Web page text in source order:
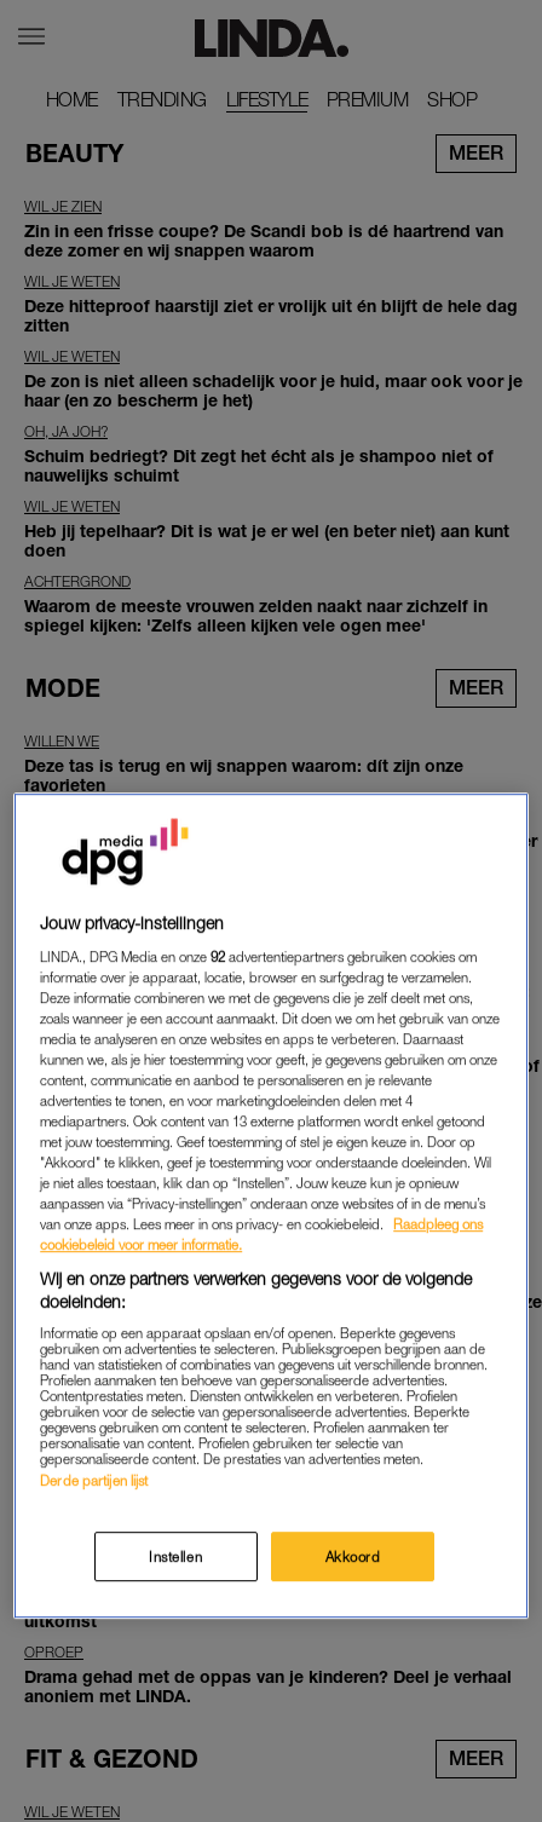
HOME
HOME TRENDING
TRENDING LIFESTYLE PREMIUM
PREMIUM SHOP
SHOP
BEAUTY MEER
WIL JE ZIEN
Zin in een frisse coupe? De Scandi bob is dé haartrend van
deze zomer en wij snappen waarom
WIL JE WETEN
Deze hitteproof haarstijl ziet er vrolijk uit én blijft de hele dag
zitten
WIL JE WETEN
De zon is niet alleen schadelijk voor je huid, maar ook voor je
haar (en zo bescherm je het)
OH, JA JOH?
Schuim bedriegt? Dit zegt het écht als je shampoo niet of
nauwelijks schuimt
WIL JE WETEN
Heb jij tepelhaar? Dit is wat je er wel (en beter niet) aan kunt
doen
ACHTERGROND
Waarom de meeste vrouwen zelden naakt naar zichzelf in
spiegel kijken: 'Zelfs alleen kijken vele ogen mee'
MODE MEER
WILLEN WE
Deze tas is terug en wij snappen waarom: dít zijn onze
favorieten
Hij mag weer gezien worden: de statementriem is terug (en hier
scoor je onze favorieten)
WIL JE WETEN
Of je nu naar het strand gaat of naar werk: dit kledingstuk is
onmisbaar
BEETJE BIJBLIJVEN
Je struikelt over de franjes tijdens Copenhagen Fashion Week:
deze trend-items gaan we zien
WIL JE ZIEN
De Spaanse prinses Leonor verrast met een nieuwe look: 'Alsof
ze had gefeest op Ibiza'
ROYALTY
Britse royal gespot op deze leuke (en betaalbare) ballerina's
van Zara
ALLES KIDS MEER
INTERVIEW
Alida (62) stoort zich aan vriendinnen die oma worden: 'Alsof ze
GOEIE TIP
Met je baby in de zon? Dít virale product van Kruidvat
beschermt de hoofdhuid van je kind
INTERVIEW
Dit prentenboek wil kinderen weerbaar maken tegen de
manosfeer: 'Niet bang zijn voor emoties'
over het ouderschap in de nieuwe LINDA.mini twee
WIL JE ZIEN
uitkomst
OPROEP
Drama gehad met de oppas van je kinderen? Deel je verhaal
anoniem met LINDA.
FIT & GEZOND MEER
WIL JE WETEN
Jouw privacy-instellingen
LINDA., DPG Media en onze92 advertentiepartners gebruiken cookies om
informatie over je apparaat, locatie, browser en surfgedrag te verzamelen.
Deze informatie combineren we met de gegevens die je zelf deelt met ons,
zoals wanneer je een account aanmaakt. Dit doen we om het gebruik van onze
media te analyseren en onze websites en apps te verbeteren. Daarnaast
kunnen we, als je hier toestemming voor geeft, je gegevens gebruiken om onze
content, communicatie en aanbod te personaliseren en je relevante
advertenties te tonen, en voor marketingdoeleinden delen met 4
mediapartners. Ook content van 13 externe platformen wordt enkel getoond
met jouw toestemming. Geef toestemming of stel je eigen keuze in. Door op
"Akkoord" te klikken, geef je toestemming voor onderstaande doeleinden. Wil
je niet alles toestaan, klik dan op “Instellen”. Jouw keuze kun je opnieuw
aanpassen via “Privacy-instellingen” onderaan onze websites of in de menu’s
van onze apps. Lees meer in ons privacy- en cookiebeleid.
Raadpleeg ons
cookiebeleid voor meer informatie.
Wij en onze partners verwerken gegevens voor de volgende
doeleinden:
Informatie op een apparaat opslaan en/of openen. Beperkte gegevens
gebruiken om advertenties te selecteren. Publieksgroepen begrijpen aan de
hand van statistieken of combinaties van gegevens uit verschillende bronnen.
Profielen aanmaken ten behoeve van gepersonaliseerde advertenties.
Contentprestaties meten. Diensten ontwikkelen en verbeteren. Profielen
gebruiken voor de selectie van gepersonaliseerde advertenties. Beperkte
gegevens gebruiken om content te selecteren. Profielen aanmaken ter
personalisatie van content. Profielen gebruiken ter selectie van
gepersonaliseerde content. De prestaties van advertenties meten.
Derde partijen lijst
Instellen Akkoord